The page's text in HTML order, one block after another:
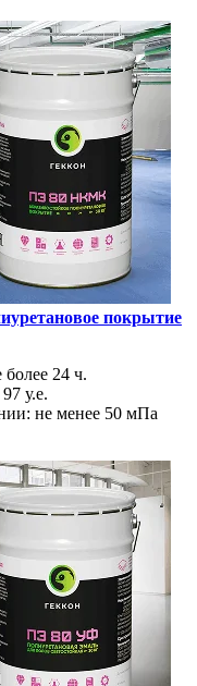
покрытие
более 24 ч.
у.е.
не менее 50 мПа